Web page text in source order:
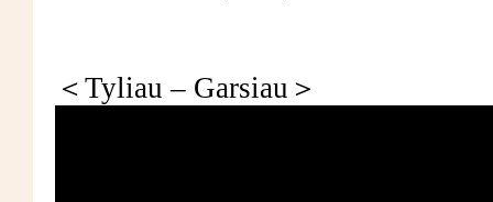
＜Tyliau – Garsiau＞